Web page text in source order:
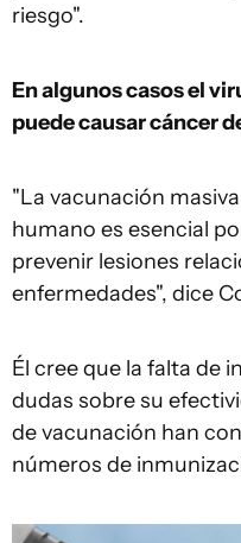
riesgo".
En algunos casos el
puede causar cáncer
"La vacunación
humano es esencial
prevenir lesiones
enfermedades", dice
Él cree que la falta de
dudas sobre su
de vacunación han
números de